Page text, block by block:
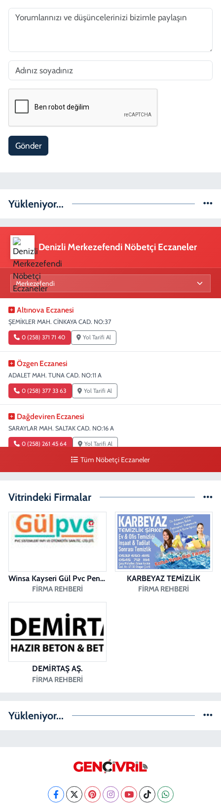
Gönder
Yükleniyor...
Denizli Merkezefendi Nöbetçi Eczaneler
Altınova Eczanesi
ŞEMİKLER MAH. CİNKAYA CAD. NO:37
0 (258) 371 71 40 Yol Tarifi Al
Özgen Eczanesi
ADALET MAH. TUNA CAD. NO:11 A
0 (258) 377 33 63 Yol Tarifi Al
Dağdeviren Eczanesi
SARAYLAR MAH. SALTAK CAD. NO:16 A
0 (258) 261 45 64 Yol Tarifi Al
0 (258) 261 45 60 Yol Tarifi Al
Dişçioğlu Eczanesi
DUMLUPINAR CAD. NO:28 A
Tüm Nöbetçi Eczaneler
Vitrindeki Firmalar
Winsa Kayseri Gül Pvc Pencere Kayseri Winsa
FIRMA REHBERI
KARBEYAZ TEMİZLİK
FIRMA REHBERI
DEMİRTAŞ AŞ.
FIRMA REHBERI
Yükleniyor...